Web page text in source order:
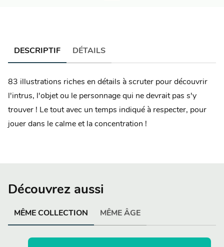
DESCRIPTIF DÉTAILS
83 illustrations riches en détails à scruter pour découvrir
l'intrus, l'objet ou le personnage qui ne devrait pas s'y
trouver ! Le tout avec un temps indiqué à respecter, pour
jouer dans le calme et la concentration !
Découvrez aussi
MÊME COLLECTION MÊME ÂGE